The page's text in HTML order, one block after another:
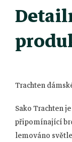
Trachten
Sako Trachten
připomínající
lemováno